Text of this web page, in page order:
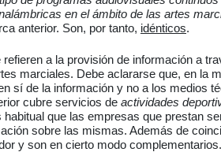
en el ámbito de las artes
anterior. Son, por tanto, idénticos.
a la provisión de información a
marciales. Debe aclararse que, en la
sí de la información y no a los medios
cubre servicios de actividades
que las empresas que prestan
sobre las mismas. Además de
y son en cierto modo